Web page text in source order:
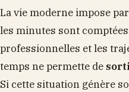
La vie moderne impose
les minutes sont
professionnelles et les
temps ne permette de
Si cette situation génère